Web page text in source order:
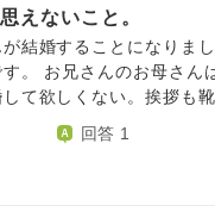
全員私と同じ考えを持
電車に乗ったりしたと
ているのを見て『障害
うなどしたら、いやだ
打ち明けた時に縁を切ら
と話したら、 「そうだよ
待てない自分の考え方
レゼント渡しに行って
もどうやって行えばい
に変な人がいて～」「
～」と愚痴をこぼして
が言うのはダメみたいで
をかけ、1～2分くらい
辛いね」「やばいじゃん
えないこと。
結婚することになりま
合うのはい
て欲しくない。挨拶も
ないで欲しい。本当は嫌
ら仕方ない。 私(質問者)
回答 1